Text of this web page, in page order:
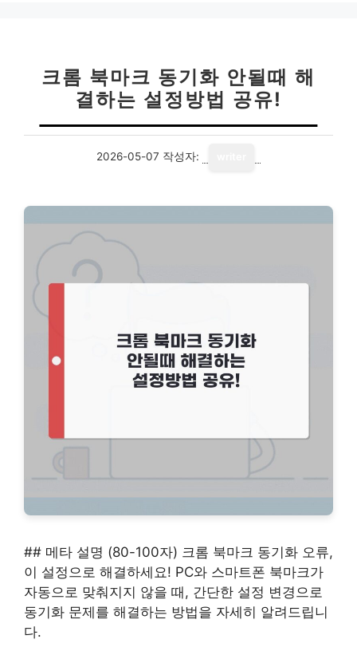
크롬 북마크 동기화 안될때 해
결하는 설정방법 공유!
2026-05-07 작성자:
## 메타 설명 (80-100자) 크롬 북마크 동기화 오류,
이 설정으로 해결하세요! PC와 스마트폰 북마크가
자동으로 맞춰지지 않을 때, 간단한 설정 변경으로
동기화 문제를 해결하는 방법을 자세히 알려드립니
다.